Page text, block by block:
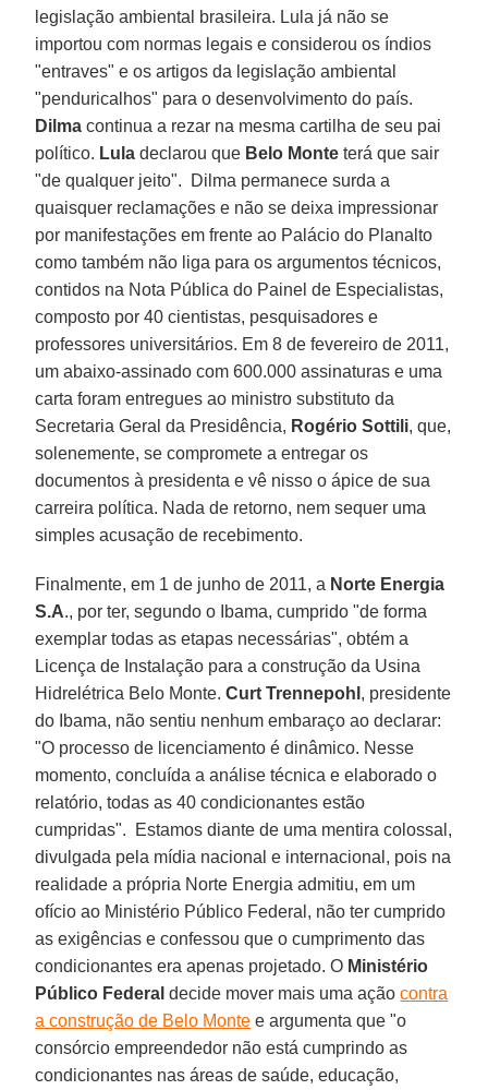
legislação ambiental brasileira. Lula já não se
importou com normas legais e considerou os índios
"entraves" e os artigos da legislação ambiental
"penduricalhos" para o desenvolvimento do país.
Dilma continua a rezar na mesma cartilha de seu pai
político. Lula declarou que Belo Monte terá que sair
"de qualquer jeito". Dilma permanece surda a
quaisquer reclamações e não se deixa impressionar
por manifestações em frente ao Palácio do Planalto
como também não liga para os argumentos técnicos,
contidos na Nota Pública do Painel de Especialistas,
composto por 40 cientistas, pesquisadores e
professores universitários. Em 8 de fevereiro de 2011,
um abaixo-assinado com 600.000 assinaturas e uma
carta foram entregues ao ministro substituto da
Secretaria Geral da Presidência, Rogério Sottili, que,
solenemente, se compromete a entregar os
documentos à presidenta e vê nisso o ápice de sua
carreira política. Nada de retorno, nem sequer uma
simples acusação de recebimento.
Finalmente, em 1 de junho de 2011, a Norte Energia
S.A., por ter, segundo o Ibama, cumprido "de forma
exemplar todas as etapas necessárias", obtém a
Licença de Instalação para a construção da Usina
Hidrelétrica Belo Monte.Curt Trennepohl , presidente
do Ibama, não sentiu nenhum embaraço ao declarar:
"O processo de licenciamento é dinâmico. Nesse
momento, concluída a análise técnica e elaborado o
relatório, todas as 40 condicionantes estão
cumpridas". Estamos diante de uma mentira colossal,
divulgada pela mídia nacional e internacional, pois na
realidade a própria Norte Energia admitiu, em um
ofício ao Ministério Público Federal, não ter cumprido
as exigências e confessou que o cumprimento das
condicionantes era apenas projetado. O Ministério
Público Federal decide mover mais uma açãocontra
a construção de Belo Monte e argumenta que "o
consórcio empreendedor não está cumprindo as
condicionantes nas áreas de saúde, educação,